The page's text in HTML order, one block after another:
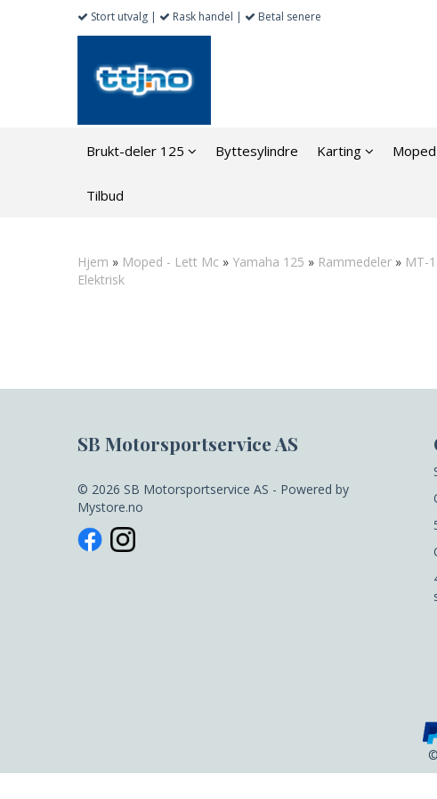
Stort utvalg | Rask handel | Betal senere
Brukt-deler 125 Byttesylindre Karting
Tilbud
Hjem » Moped - Lett Mc » Yamaha 125 » Rammedeler » MT-
Elektrisk
SB Motorsportservice AS
© 2026 SB Motorsportservice AS - Powered by
Mystore.no